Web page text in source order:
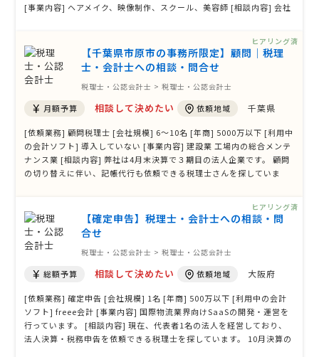
[事業内容] ヘアメイク、映像制作、スクール、美容師 [相談内容] 会社
【千葉県市原市の事務所限定】顧問│税理
士・会計士への相談・問合せ
税理士・公認会計士 > 税理士・公認会計士
月額予算 相談して決めたい 依頼地域 千葉県
[依頼業務] 顧問税理士 [会社規模] 6〜10名 [年商] 5000万以下 [利用中
の会計ソフト] 導入していない [事業内容] 建設業 工場内の総合メンテ
ナンス業 [相談内容] 弊社は4月末決算で３期目の法人企業です。 顧問
の切り替えに伴い、記帳代行も依頼できる税理士さんを探していま
ヒアリング済
【確定申告】税理士・会計士への相談・問
合せ
税理士・公認会計士 > 税理士・公認会計士
総額予算 相談して決めたい 依頼地域 大阪府
[依頼業務] 確定申告 [会社規模] 1名 [年商] 500万以下 [利用中の会計
ソフト] freee会計 [事業内容] 国際物流業界向けSaaSの開発・運営を
行っています。 [相談内容] 現在、代表者1名の法人を経営しており、
法人決算・税務申告を依頼できる税理士を探しています。 10月決算の
ヒアリング済